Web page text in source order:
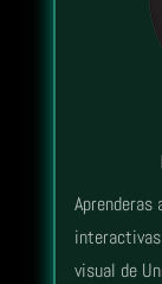
Aprenderas
visual de